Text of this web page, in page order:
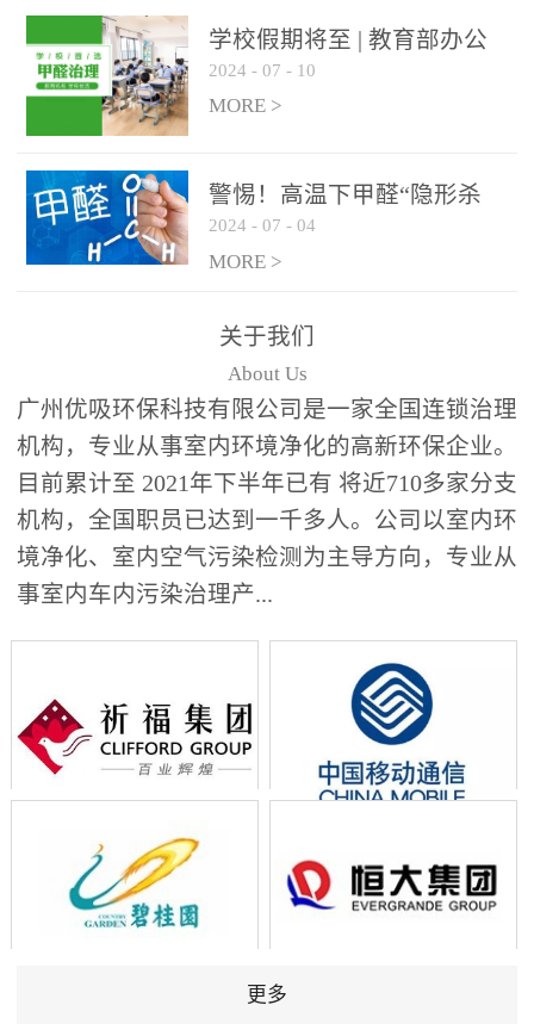
学校假期将至 | 教育部办公
厅关于加强学校新建校舍室
内空气质量管理通知
2024 - 07 - 10
MORE >
警惕！高温下甲醛“隐形杀
手”来袭，你的家安全吗？
2024 - 07 - 04
MORE >
关于我们
About Us
广州优吸环保科技有限公司是一家全国连锁治理
机构，专业从事室内环境净化的高新环保企业。
目前累计至 2021年下半年已有 将近710多家分支
机构，全国职员已达到一千多人。公司以室内环
境净化、室内空气污染检测为主导方向，专业从
事室内车内污染治理产...
更多